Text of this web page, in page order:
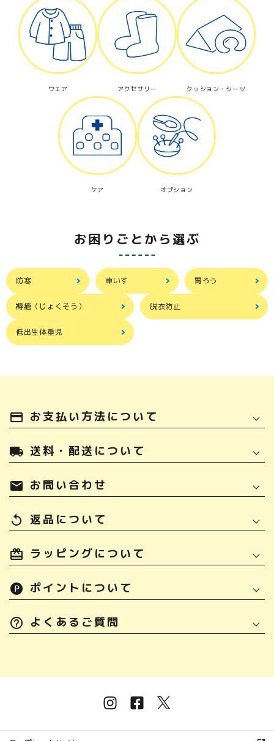
検索する
ウェア アクセサリー クッション・シーツ
ケア オプション
お困りごとから選ぶ
防寒 車いす 胃ろう
褥瘡（じょくそう） 脱衣防止
低出生体重児
payment お支払い方法について
local_shipping 送料・配送について
mail お問い合わせ
replay 返品について
ラッピングについて
ポイントについて
よくあるご質問